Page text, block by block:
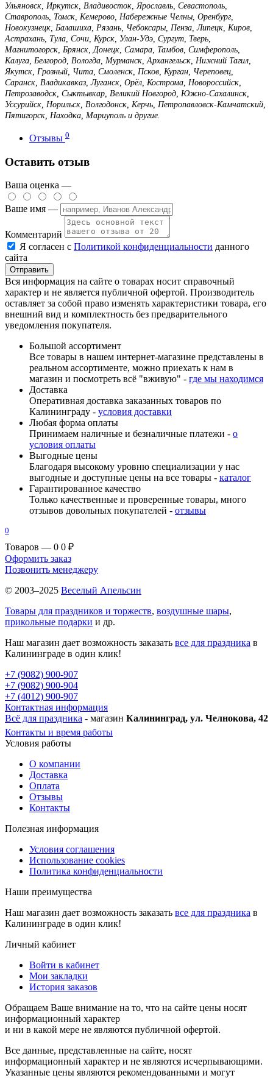
Ульяновск, Иркутск, Владивосток, Ярославль, Севастополь,
Ставрополь, Томск, Кемерово, Набережные Челны, Оренбург,
Новокузнецк, Балашиха, Рязань, Чебоксары, Пенза, Липецк, Киров,
Астрахань, Тула, Сочи, Курск, Улан-Удэ, Сургут, Тверь,
Магнитогорск, Брянск, Донецк, Самара, Тамбов, Симферополь,
Калуга, Белгород, Вологда, Мурманск, Архангельск, Нижний Тагил,
Якутск, Грозный, Чита, Смоленск, Псков, Курган, Череповец,
Саранск, Владикавказ, Луганск, Орёл, Кострома, Новороссийск,
Петрозаводск, Сыктывкар, Великий Новгород, Южно-Сахалинск,
Уссурийск, Норильск, Волгодонск, Керчь, Петропавловск-Камчатский,
Пятигорск, Находка, Мариуполь и другие.
Отзывы 0
Оставить отзыв
Ваша оценка —
Ваше имя —
Комментарий
Я согласен с Политикой конфиденциальности данного
сайта
Вся информация на сайте о товарах носит справочный
характер и не является публичной офертой. Производитель
оставляет за собой право изменять характеристики товара, его
внешний вид и комплектность без предварительного
уведомления покупателя.
Большой ассортимент
Все товары в нашем интернет-магазине представлены в
реальном ассортименте, можно приехать к нам в
магазин и посмотреть всё "вживую" - где мы находимся
Доставка
Оперативная доставка заказанных товаров по
Калининграду - условия доставки
Любая форма оплаты
Принимаем наличные и безналичные платежи - о
условия оплаты
Выгодные цены
Благодаря высокому уровню специализации у нас
выгодные и доступные цены на все товары - каталог
Гарантированное качество
Только качественные и проверенные товары, много
отзывов довольных покупателей - отзывы
0
Товаров — 0 0 ₽
Оформить заказ
Позвонить менеджеру
© 2003–2025 Веселый Апельсин
Товары для праздников и торжеств, воздушные шары,
прикольные подарки и др.
Наш магазин дает возможность заказать все для праздника в
Калининграде в один клик!
+7 (9082) 900-907
+7 (9082) 900-904
+7 (4012) 900-907
Контактная информация
Всё для праздника - магазин Калининград, ул. Челнокова, 42
Контакты и время работы
Условия работы
О компании
Доставка
Оплата
Отзывы
Контакты
Полезная информация
Условия соглашения
Использование cookies
Политика конфиденциальности
Наши преимущества
Наш магазин дает возможность заказать все для праздника в
Калининграде в один клик!
Личный кабинет
Войти в кабинет
Мои закладки
История заказов
Обращаем Ваше внимание на то, что на сайте цены носят
информационный характер
и ни в какой мере не являются публичной офертой.
Все данные, представленные на сайте, носят
информационный характер и не являются исчерпывающими.
Указанные цены являются рекомендованными и могут